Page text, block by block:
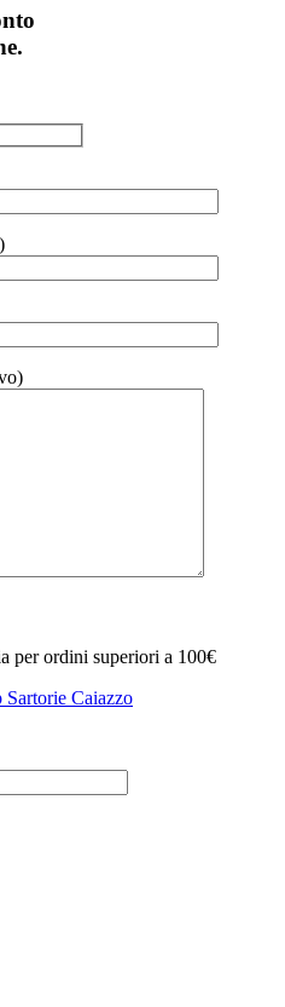
per ordini superiori a 100€